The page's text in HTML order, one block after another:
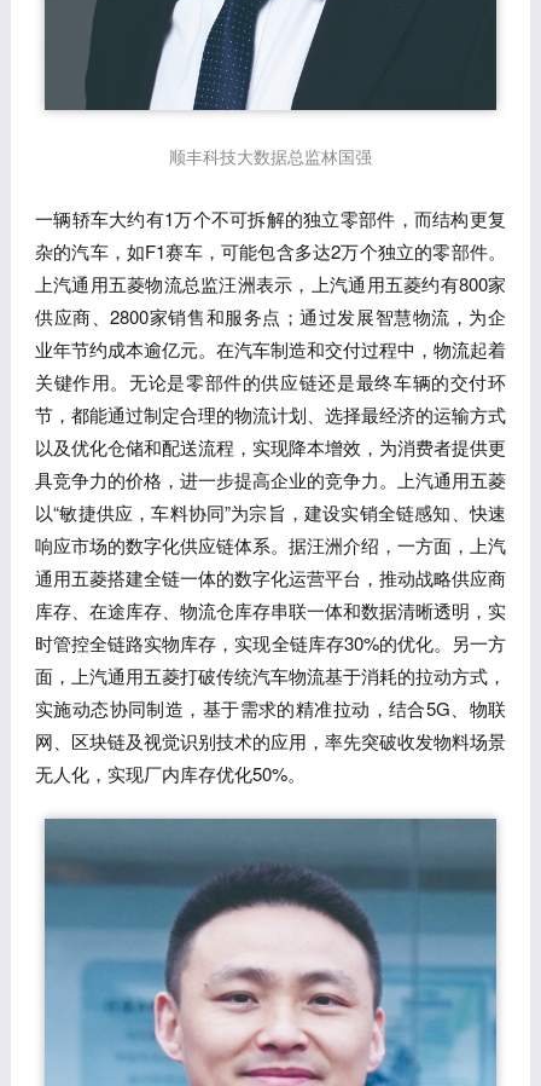
顺丰科技大数据总监林国强
一辆轿车大约有1万个不可拆解的独立零部件，而结构更复
杂的汽车，如F1赛车，可能包含多达2万个独立的零部件。
上汽通用五菱物流总监汪洲表示，上汽通用五菱约有800家
供应商、2800家销售和服务点；通过发展智慧物流，为企
业年节约成本逾亿元。在汽车制造和交付过程中，物流起着
关键作用。无论是零部件的供应链还是最终车辆的交付环
节，都能通过制定合理的物流计划、选择最经济的运输方式
以及优化仓储和配送流程，实现降本增效，为消费者提供更
具竞争力的价格，进一步提高企业的竞争力。上汽通用五菱
以“敏捷供应，车料协同”为宗旨，建设实销全链感知、快速
响应市场的数字化供应链体系。据汪洲介绍，一方面，上汽
通用五菱搭建全链一体的数字化运营平台，推动战略供应商
库存、在途库存、物流仓库存串联一体和数据清晰透明，实
时管控全链路实物库存，实现全链库存30%的优化。另一方
面，上汽通用五菱打破传统汽车物流基于消耗的拉动方式，
实施动态协同制造，基于需求的精准拉动，结合5G、物联
网、区块链及视觉识别技术的应用，率先突破收发物料场景
无人化，实现厂内库存优化50%。